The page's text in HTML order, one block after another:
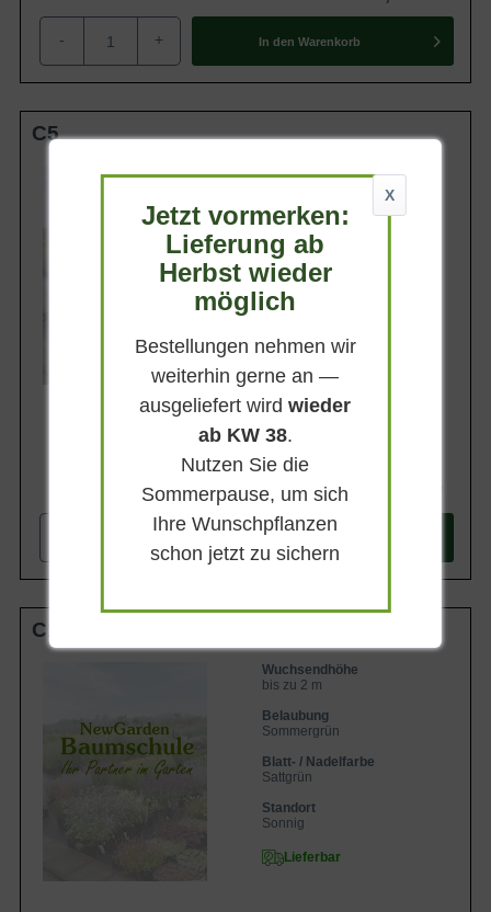
- + In den Warenkorb
C5
Wuchsendhöhe
Belaubung
Sommergrün
Blatt- / Nadelfarbe
Sattgrün
Standort
+ In den
C10
Wuchsendhöhe
bis zu 2 m
Belaubung
Sommergrün
Blatt- / Nadelfarbe
Sattgrün
Standort
Sonnig
Lieferbar
X
Jetzt vormerken:
Lieferung ab
Herbst wieder
möglich
Bestellungen nehmen wir
weiterhin gerne an —
ausgeliefert wirdwieder
ab KW 38.
Nutzen Sie die
Sommerpause, um sich
Ihre Wunschpflanzen
schon jetzt zu sichern